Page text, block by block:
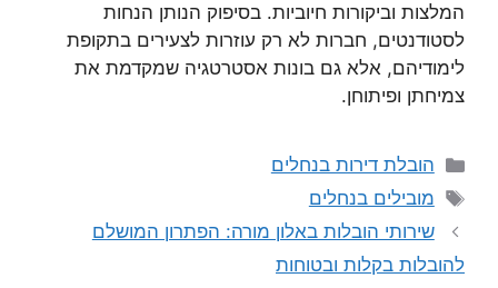
המלצות וביקורות חיוביות. בסיפוק הנותן הנחות
לסטודנטים, חברות לא רק עוזרות לצעירים בתקופת
לימודיהם, אלא גם בונות אסטרטגיה שמקדמת את
צמיחתן ופיתוחן.
קטגוריות
הובלת דירות בנחלים
תגיות
מובילים בנחלים
שירותי הובלות באלון מורה: הפתרון המושלם
להובלות בקלות ובטוחות